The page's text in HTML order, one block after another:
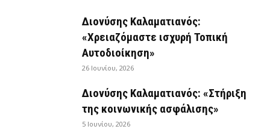
Διονύσης Καλαματιανός:
«Χρειαζόμαστε ισχυρή Τοπική
Αυτοδιοίκηση»
26 Ιουνίου, 2026
Διονύσης Καλαματιανός: «Στήριξη
της κοινωνικής ασφάλισης»
5 Ιουνίου, 2026